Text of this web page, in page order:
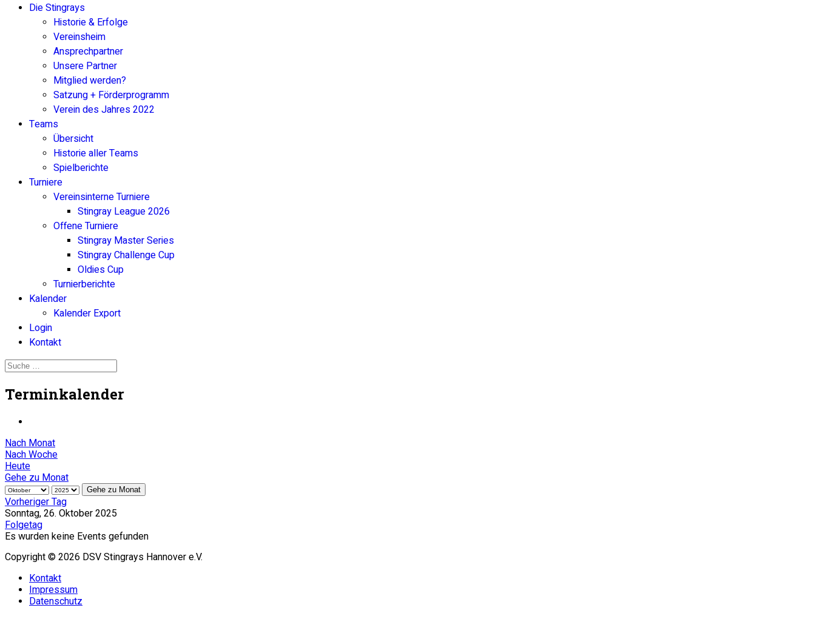
Die Stingrays
Historie & Erfolge
Vereinsheim
Ansprechpartner
Unsere Partner
Mitglied werden?
Satzung + Förderprogramm
Verein des Jahres 2022
Teams
Übersicht
Historie aller Teams
Spielberichte
Turniere
Vereinsinterne Turniere
Stingray League 2026
Offene Turniere
Stingray Master Series
Stingray Challenge Cup
Oldies Cup
Turnierberichte
Kalender
Kalender Export
Login
Kontakt
Terminkalender
Nach Monat
Nach Woche
Heute
Gehe zu Monat
Gehe zu Monat
Vorheriger Tag
Sonntag, 26. Oktober 2025
Folgetag
Es wurden keine Events gefunden
Copyright © 2026 DSV Stingrays Hannover e.V.
Kontakt
Impressum
Datenschutz